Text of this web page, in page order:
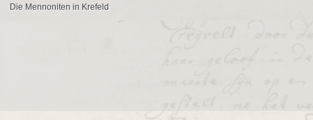
Die Mennoniten in Krefeld